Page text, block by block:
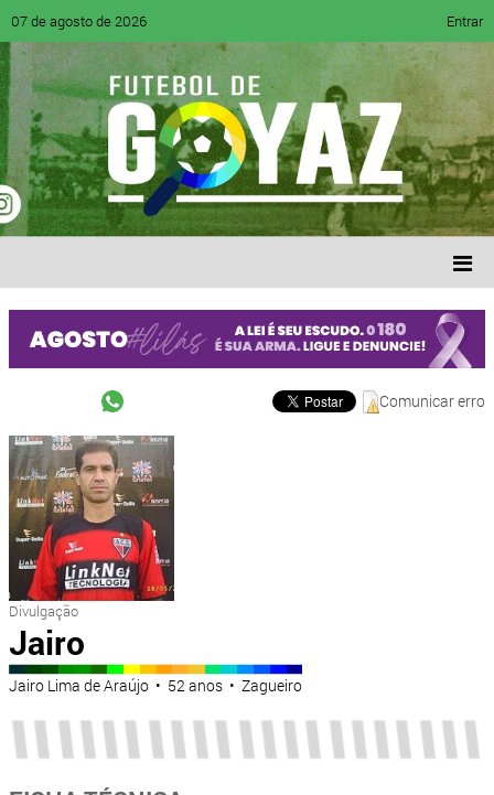
07 de agosto de 2026 Entrar
Comunicar erro
Divulgação
Jairo
Jairo Lima de Araújo • 52 anos • Zagueiro